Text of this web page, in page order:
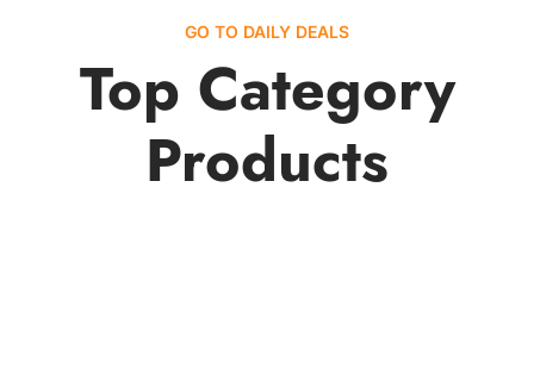
GO TO DAILY DEALS
Top Category
Products